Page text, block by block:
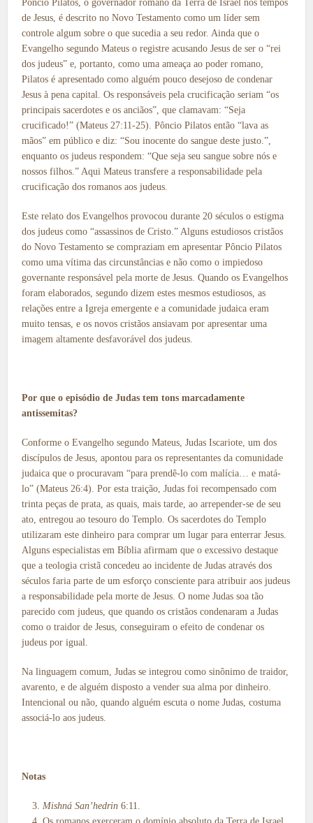
Pôncio Pilatos, o governador romano da Terra de Israel nos tempos
de Jesus, é descrito no Novo Testamento como um líder sem
controle algum sobre o que sucedia a seu redor. Ainda que o
Evangelho segundo Mateus o registre acusando Jesus de ser o “rei
dos judeus” e, portanto, como uma ameaça ao poder romano,
Pilatos é apresentado como alguém pouco desejoso de condenar
Jesus à pena capital. Os responsáveis pela crucificação seriam “os
principais sacerdotes e os anciãos”, que clamavam: “Seja
crucificado!” (Mateus 27:11-25). Pôncio Pilatos então “lava as
mãos” em público e diz: “Sou inocente do sangue deste justo.”,
enquanto os judeus respondem: “Que seja seu sangue sobre nós e
nossos filhos.” Aqui Mateus transfere a responsabilidade pela
crucificação dos romanos aos judeus.
Este relato dos Evangelhos provocou durante 20 séculos o estigma
dos judeus como “assassinos de Cristo.” Alguns estudiosos cristãos
do Novo Testamento se compraziam em apresentar Pôncio Pilatos
como uma vítima das circunstâncias e não como o impiedoso
governante responsável pela morte de Jesus. Quando os Evangelhos
foram elaborados, segundo dizem estes mesmos estudiosos, as
relações entre a Igreja emergente e a comunidade judaica eram
muito tensas, e os novos cristãos ansiavam por apresentar uma
imagem altamente desfavorável dos judeus.
Por que o episódio de Judas tem tons marcadamente
antissemitas?
Conforme o Evangelho segundo Mateus, Judas Iscariote, um dos
discípulos de Jesus, apontou para os representantes da comunidade
judaica que o procuravam “para prendê-lo com malícia… e matá-
lo” (Mateus 26:4). Por esta traição, Judas foi recompensado com
trinta peças de prata, as quais, mais tarde, ao arrepender-se de seu
ato, entregou ao tesouro do Templo. Os sacerdotes do Templo
utilizaram este dinheiro para comprar um lugar para enterrar Jesus.
Alguns especialistas em Bíblia afirmam que o excessivo destaque
que a teologia cristã concedeu ao incidente de Judas através dos
séculos faria parte de um esforço consciente para atribuir aos judeus
a responsabilidade pela morte de Jesus. O nome Judas soa tão
parecido com judeus, que quando os cristãos condenaram a Judas
como o traidor de Jesus, conseguiram o efeito de condenar os
judeus por igual.
Na linguagem comum, Judas se integrou como sinônimo de traidor,
avarento, e de alguém disposto a vender sua alma por dinheiro.
Intencional ou não, quando alguém escuta o nome Judas, costuma
associá-lo aos judeus.
Notas
Mishná San’hedrin 6:11.